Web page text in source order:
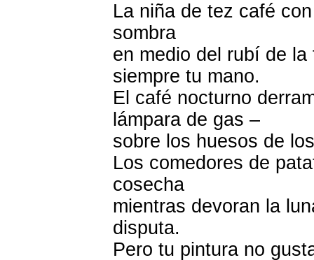
La niña de tez café
sombra
en medio del rubí de
siempre tu mano.
El café nocturno
lámpara de gas –
sobre los huesos de
Los comedores de
cosecha
mientras devoran la
disputa.
Pero tu pintura no